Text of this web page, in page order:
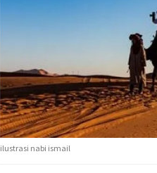
ilustrasi nabi ismail